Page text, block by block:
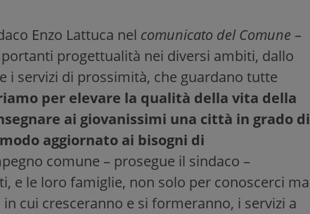
Enzo Lattuca nel comunicato del Comune –
progettualità nei diversi ambiti, dallo
i servizi di prossimità, che guardano tutte
per elevare la qualità della vita della
ai giovanissimi una città in grado di
aggiornato ai bisogni di
comune – prosegue il sindaco –
e le loro famiglie, non solo per conoscerci ma
cui cresceranno e si formeranno, i servizi a